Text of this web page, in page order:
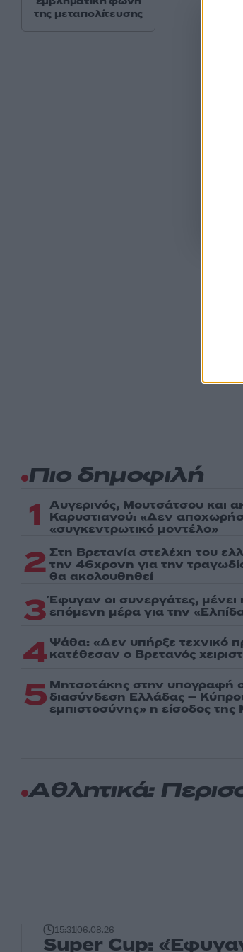
της μεταπολίτευσης
Πιο δημοφιλή
1 Αυγερινός, Μουτσάτσου και
Καρυστιανού: «Δεν
«συγκεντρωτικό μοντέλο»
2 Στη Βρετανία στελέχη του
την 46χρονη για την
θα ακολουθηθεί
3 Έφυγαν οι συνεργάτες,
επόμενη μέρα για την
4 Ψάθα: «Δεν υπήρξε τεχνικό
κατέθεσαν ο Βρετανός
5 Μητσοτάκης στην υπογραφή
διασύνδεση Ελλάδας –
εμπιστοσύνης» η είσοδος
Αθλητικά:
15:3106.08.26
Super Cup: